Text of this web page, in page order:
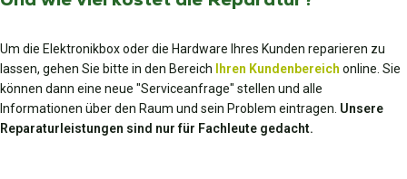
Um die Elektronikbox oder die Hardware Ihres Kunden reparieren zu
lassen, gehen Sie bitte in den Bereich Ihren Kundenbereich online. Sie
können dann eine neue "Serviceanfrage" stellen und alle
Informationen über den Raum und sein Problem eintragen. Unsere
Reparaturleistungen sind nur für Fachleute gedacht.